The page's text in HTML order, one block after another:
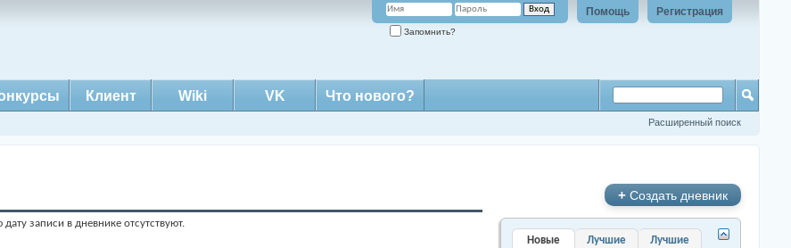
Регистрация
Помощь
Запомнить?
Клиент Wiki VK Что нового?
Расширенный поиск
дату записи в дневнике отсутствуют.
+ Создать дневник
Новые
Лучшие
Лучшие